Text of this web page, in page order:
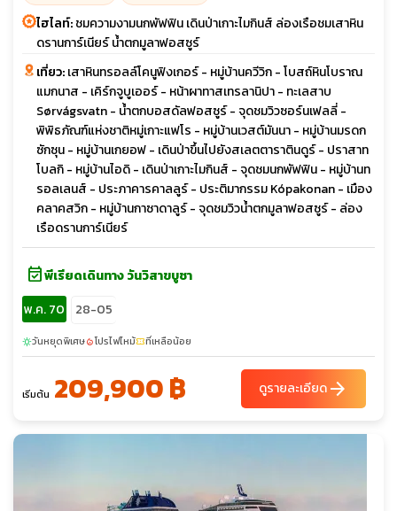
ไฮไลท์:ชมความงามนกพัฟฟิน เดินป่าเกาะไมกินส์ ล่องเรือชมเสาหิน
ดรานการ์เนียร์ น้ำตกมูลาฟอสซูร์
เที่ยว:เสาหินทรอลล์โคนูฟิงเกอร์ - หมู่บ้านควีวิก - โบสถ์หินโบราณ
แมกนาส - เคิร์กจูบูเออร์ - หน้าผาทาสเทรลานิปา - ทะเลสาบ
Sørvágsvatn - น้ำตกบอสดัลฟอสซูร์ - จุดชมวิวซอร์นเฟลลี่ -
พิพิธภัณฑ์แห่งชาติหมู่เกาะแฟโร - หมู่บ้านเวสต์มันนา - หมู่บ้านมรดก
ซักซุน - หมู่บ้านเกยอฟ - เดินป่าขึ้นไปยังสเลตตาราตินดูร์ - ปราสาท
โบลกิ - หมู่บ้านไอดิ - เดินป่าเกาะไมกินส์ - จุดชมนกพัฟฟิน - หมู่บ้านท
รอลเลนส์ - ประภาคารคาลลูร์ - ประติมากรรม Kópakonan - เมือง
คลาคสวิก - หมู่บ้านกาซาดาลูร์ - จุดชมวิวน้ำตกมูลาฟอสซูร์ - ล่อง
เรือดรานการ์เนียร์
event_availableพีเรียดเดินทาง วันวิสาขบูชา
พ.ค. 70
28-05
sunnyวันหยุดพิเศษlocal_fire_departmentโปรไฟไหม้confirmation_numberที่เหลือน้อย
เริ่มต้น 209,900 ฿ ดูรายละเอียดarrow_forward